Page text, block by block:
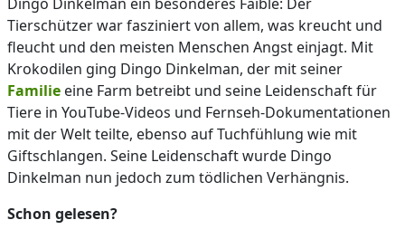
Tierschützer war fasziniert von allem, was kreucht und
fleucht und den meisten Menschen Angst einjagt. Mit
Krokodilen ging Dingo Dinkelman, der mit seiner
Familie eine Farm betreibt und seine Leidenschaft für
Tiere in YouTube-Videos und Fernseh-Dokumentationen
mit der Welt teilte, ebenso auf Tuchfühlung wie mit
Giftschlangen. Seine Leidenschaft wurde Dingo
Dinkelman nun jedoch zum tödlichen Verhängnis.
Schon gelesen?